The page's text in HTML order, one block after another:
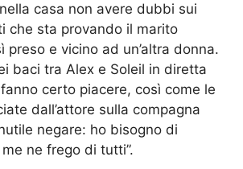
casa non avere dubbi sui
che sta provando il marito
preso e vicino ad un’altra donna.
baci tra Alex e Soleil in diretta
certo piacere, così come le
dall’attore sulla compagna
negare: ho bisogno di
ne frego di tutti”.